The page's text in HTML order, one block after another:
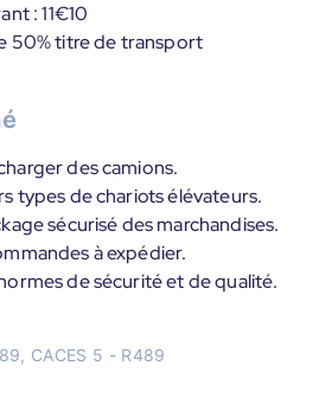
: 11€10
50% titre de transport
des camions.
types de chariots élévateurs.
sécurisé des marchandises.
à expédier.
de sécurité et de qualité.
CACES 5 - R489